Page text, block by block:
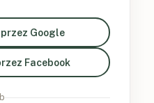
Google
Facebook